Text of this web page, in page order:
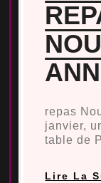
repas
janvier,
table de
Lire La